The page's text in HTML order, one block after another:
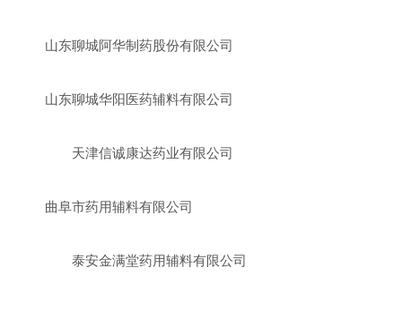
山东聊城阿华制药股份有限公司
山东聊城华阳医药辅料有限公司
天津信诚康达药业有限公司
曲阜市药用辅料有限公司
泰安金满堂药用辅料有限公司